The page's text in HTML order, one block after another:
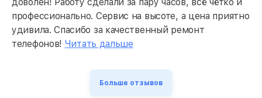
профессионально. Сервис на высоте, а цена приятно
удивила. Спасибо за качественный ремонт
телефонов! Читать дальше
Больше отзывов